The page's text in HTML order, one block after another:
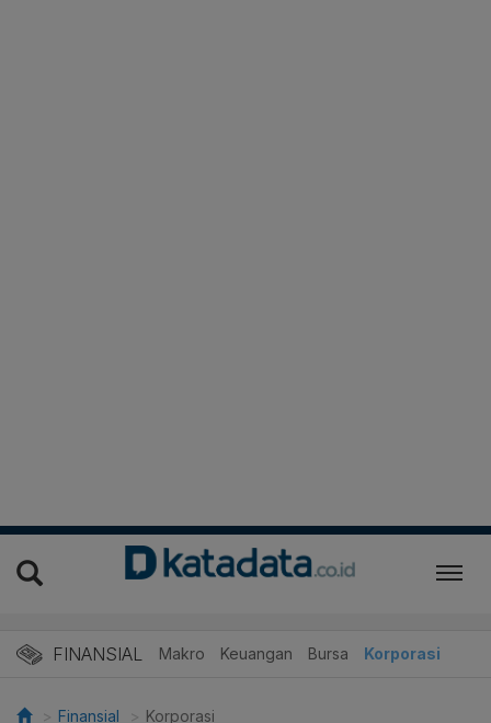
FINANSIAL Makro Keuangan Bursa Korporasi
Finansial Korporasi